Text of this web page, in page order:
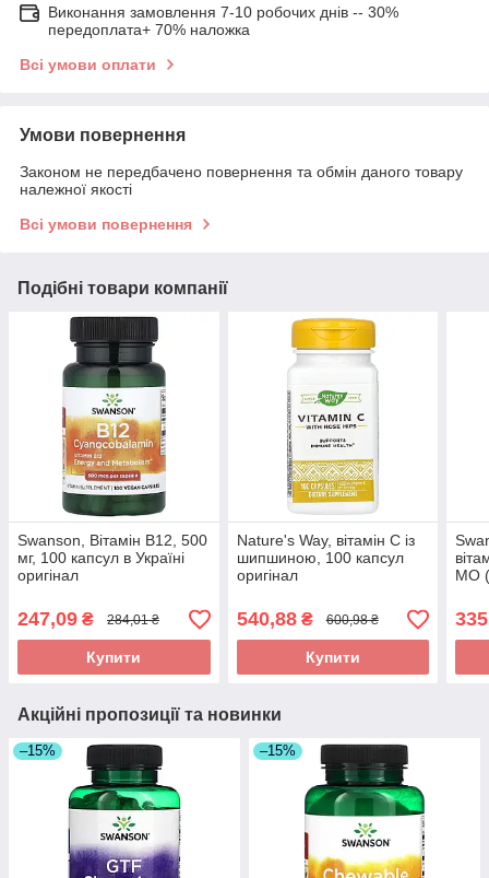
Виконання замовлення 7-10 робочих днів -- 30%
передоплата+ 70% наложка
Всі умови оплати
Умови повернення
Законом не передбачено повернення та обмін даного товару
належної якості
Всі умови повернення
Подібні товари компанії
Swanson, Вітамін B12, 500
мг, 100 капсул в Україні
оригінал
247,09 ₴ 284,01 ₴
Купити
Nature's Way, вітамін C із
шипшиною, 100 капсул
оригінал
540,88₴ 600,98 ₴
Купити
МО
Акційні пропозиції та новинки
–15% –15%